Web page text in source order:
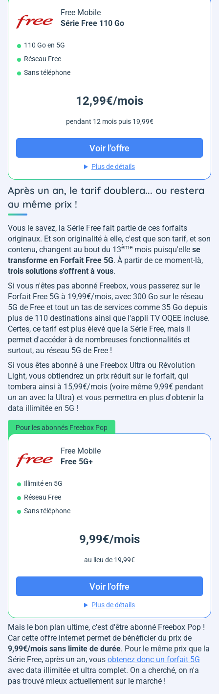
Free Mobile
Série Free 110 Go
110 Go en 5G
Réseau Free
Sans téléphone
12,99€/mois
pendant 12 mois puis 19,99€
Voir l'offre
Plus de détails
Après un an, le tarif doublera... ou restera
au même prix !
Vous le savez, la Série Free fait partie de ces forfaits
originaux. Et son originalité à elle, c'est que son tarif, et son
contenu, changent au bout du 13ème mois puisqu'elle se
transforme en Forfait Free 5G. À partir de ce moment-là,
trois solutions s'offrent à vous.
Si vous n'êtes pas abonné Freebox, vous passerez sur le
Forfait Free 5G à 19,99€/mois, avec 300 Go sur le réseau
5G de Free et tout un tas de services comme 35 Go depuis
plus de 110 destinations ainsi que l'appli TV OQEE incluse.
Certes, ce tarif est plus élevé que la Série Free, mais il
permet d'accéder à de nombreuses fonctionnalités et
surtout, au réseau 5G de Free !
Si vous êtes abonné à une Freebox Ultra ou Révolution
Light, vous obtiendrez un prix réduit sur le forfait, qui
tombera ainsi à 15,99€/mois (voire même 9,99€ pendant
un an avec la Ultra) et vous permettra en plus d'obtenir la
data illimitée en 5G !
Pour les abonnés Freebox Pop
Free Mobile
Free 5G+
Illimité en 5G
Réseau Free
Sans téléphone
9,99€/mois
au lieu de 19,99€
Voir l'offre
Plus de détails
Mais le bon plan ultime, c'est d'être abonné Freebox Pop !
Car cette offre internet permet de bénéficier du prix de
9,99€/mois sans limite de durée. Pour le même prix que la
Série Free, après un an, vous obtenez donc un forfait 5G
avec data illimitée et ultra complet. On a cherché, on n'a
pas trouvé mieux actuellement sur le marché !